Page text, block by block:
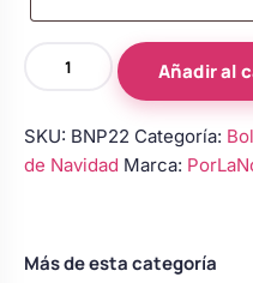
y pala tarta
damas de honor
personalizada
con
Modelo
Añadir al
SKU: BNP22 Categoría:
de Navidad Marca:
Más de esta categoría